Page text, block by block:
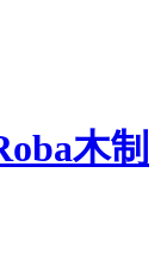
木制